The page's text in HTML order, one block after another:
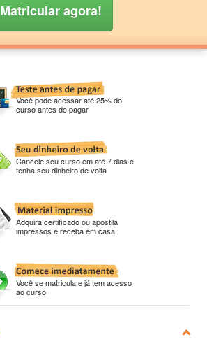
Matricular agora!
Você pode acessar até 25% do
curso antes de pagar
Cancele seu curso em até 7 dias e
tenha seu dinheiro de volta
Adquira certificado ou apostila
impressos e receba em casa
Você se matricula e já tem acesso
ao curso